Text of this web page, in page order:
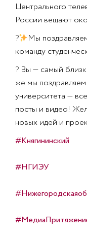
Центрального
России вещают
?
Мы
команду
? Вы — самый
же мы
университета —
посты и видео!
новых идей и
#Княгининский
#НГИЭУ